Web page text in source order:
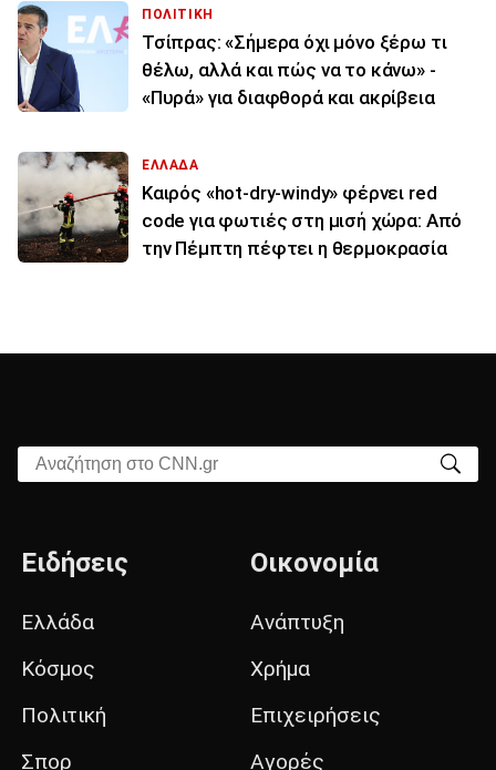
ΠΟΛΙΤΙΚΗ
Τσίπρας: «Σήμερα όχι μόνο ξέρω τι
θέλω, αλλά και πώς να το κάνω» -
«Πυρά» για διαφθορά και ακρίβεια
ΕΛΛΑΔΑ
Καιρός «hot-dry-windy» φέρνει red
code για φωτιές στη μισή χώρα: Από
την Πέμπτη πέφτει η θερμοκρασία
Αναζήτηση στο CNN.gr
Ειδήσεις
Ελλάδα
Κόσμος
Πολιτική
Σπορ
Οικονομία
Ανάπτυξη
Χρήμα
Επιχειρήσεις
Αγορές